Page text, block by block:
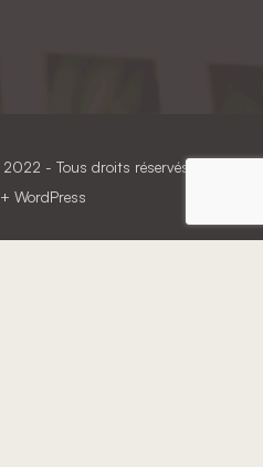
2022 - Tous droits réservés
+ WordPress